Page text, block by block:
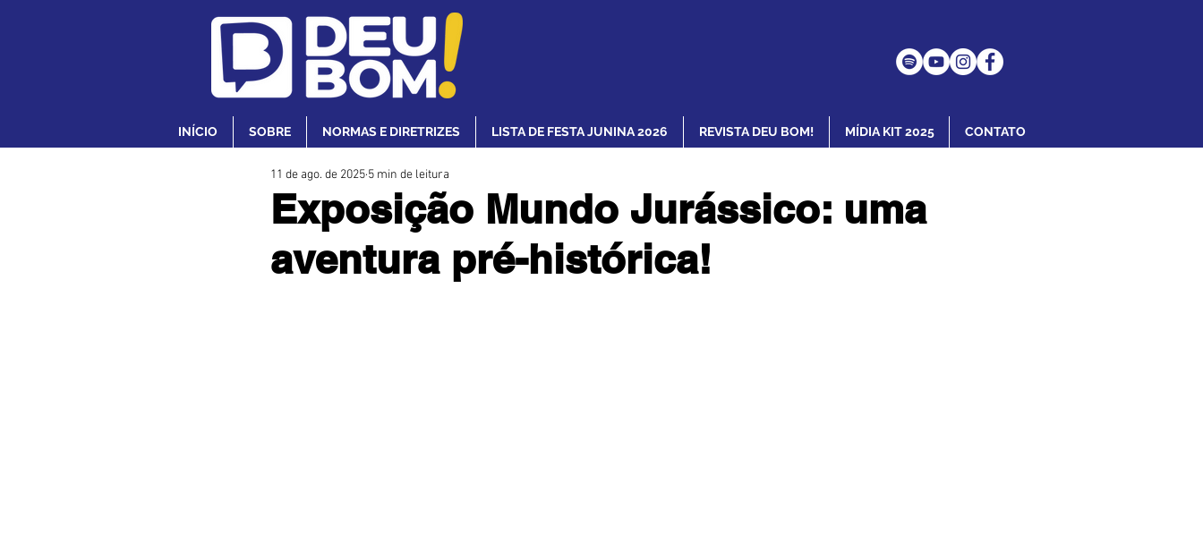
INÍCIO SOBRE NORMAS E DIRETRIZES LISTA DE FESTA JUNINA 2026 REVISTA DEU BOM! MÍDIA KIT 2025 CONTATO
Exposição Mundo Jurássico: uma
aventura pré-histórica!
11 de ago. de 2025 5 min de leitura